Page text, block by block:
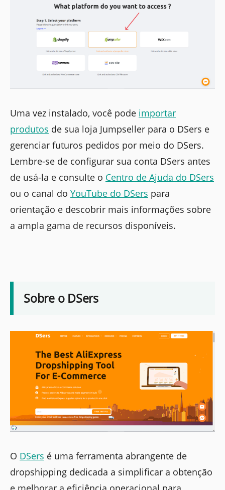
Uma vez instalado, você pode importar
produtos de sua loja Jumpseller para o DSers e
gerenciar futuros pedidos por meio do DSers.
Lembre-se de configurar sua conta DSers antes
de usá-la e consulte o Centro de Ajuda do DSers
ou o canal do YouTube do DSers para
orientação e descobrir mais informações sobre
a ampla gama de recursos disponíveis.
Sobre o DSers
O DSers é uma ferramenta abrangente de
dropshipping dedicada a simplificar a obtenção